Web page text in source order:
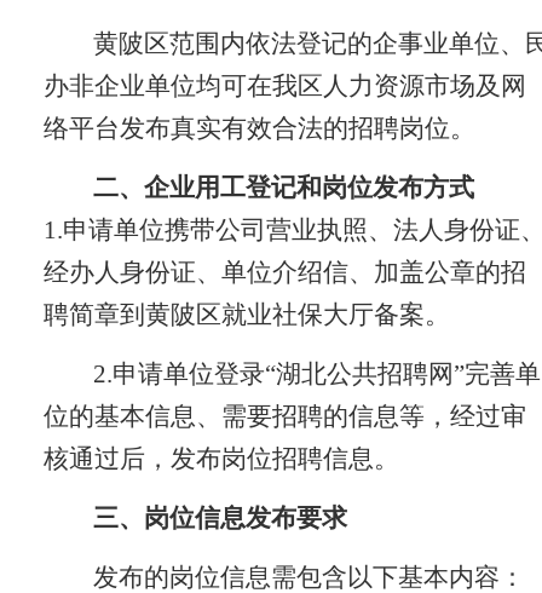
黄陂区范围内依法登记的企事业单位、
办非企业单位均可在我区人力资源市场及网
络平台发布真实有效合法的招聘岗位。
二、企业用工登记和岗位发布方式
1.申请单位携带公司营业执照、法人身份证
经办人身份证、单位介绍信、加盖公章的招
聘简章到黄陂区就业社保大厅备案。
2.申请单位登录“湖北公共招聘网”完善单
位的基本信息、需要招聘的信息等，经过审
核通过后，发布岗位招聘信息。
三、岗位信息发布要求
发布的岗位信息需包含以下基本内容：